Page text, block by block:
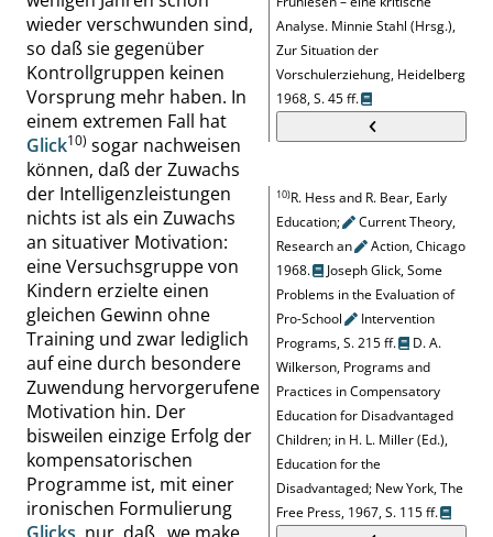
Analyse. Minnie Stahl (Hrsg.),
Zur Situation der
Vorschulerziehung, Heidelberg
1968,S. 45 ff.
wieder verschwunden sind,
so daß sie gegenüber
Kontrollgruppen keinen
Vorsprung mehr haben. In
einem extremen Fall hat
Glick10)
10)R. Hess and R. Bear, Early
Education;
Current Theory,
Researchan
Action, Chicago
1968.
Joseph Glick,Some
Problems in the Evaluation of
Pro-School
Intervention
Programs,S. 215 ff.
D. A.
Wilkerson, Programs and
Practices in Compensatory
Education for Disadvantaged
Children; in H. L. Miller(Ed.),
Education for the
Disadvantaged; New York, The
Free Press, 1967,S. 115 ff.
sogar nachweisen
können, daß der Zuwachs
der Intelligenzleistungen
nichts ist als ein Zuwachs
an situativer Motivation:
eine Versuchsgruppe von
Kindern erzielte einen
gleichen Gewinn ohne
Training und zwar lediglich
auf eine durch besondere
Zuwendung hervorgerufene
Motivation hin. Der
bisweilen einzige Erfolg der
kompensatorischen
Programme ist, mit einer
ironischen Formulierung